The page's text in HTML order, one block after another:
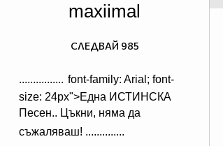
maxiimal
................ font-family: Arial; font-
size: 24px">Една ИСТИНСКА
Песен.. Цъкни, няма да
съжаляваш! ..............
СЛЕДВАЙ 985